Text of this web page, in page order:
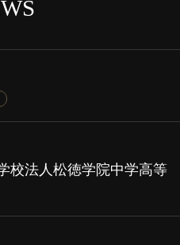
校法人松徳学院中学高等